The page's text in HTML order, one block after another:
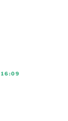
16:09